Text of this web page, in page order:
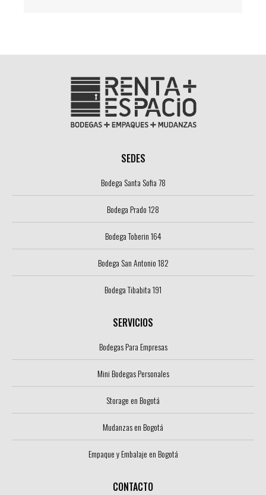
SEDES
Bodega Santa Sofia 78
Bodega Prado 128
Bodega Toberin 164
Bodega San Antonio 182
Bodega Tibabita 191
SERVICIOS
Bodegas Para Empresas
Mini Bodegas Personales
Storage en Bogotá
Mudanzas en Bogotá
Empaque y Embalaje en Bogotá
CONTACTO